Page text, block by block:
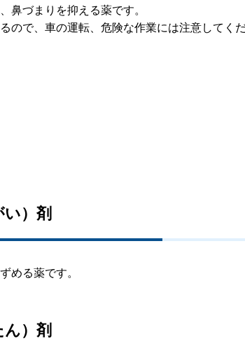
鼻づまりを抑える薬です。
ので、車の運転、危険な作業には注意してくだ
）剤
める薬です。
）剤